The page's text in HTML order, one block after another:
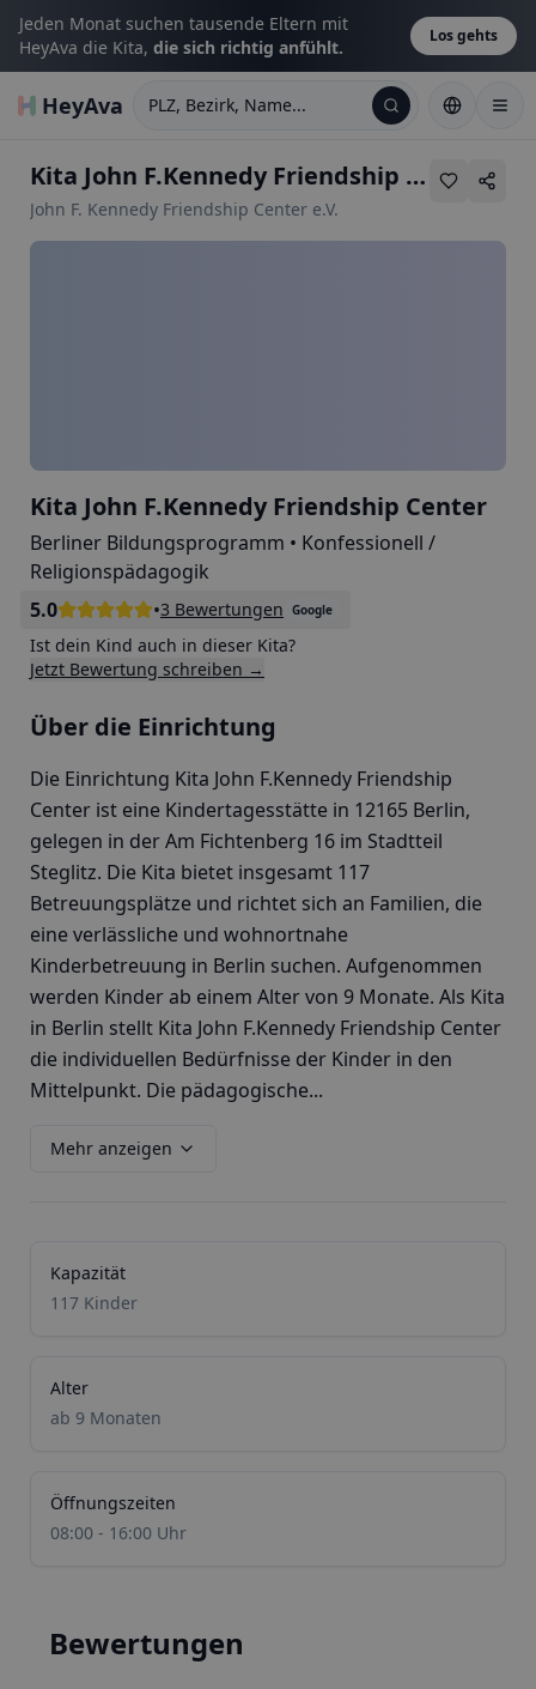
Jeden Monat suchen tausende Eltern mit
HeyAva die Kita, die sich richtig anfühlt.
Los gehts
HeyAva PLZ, Bezirk, Name...
Kita John F.Kennedy Friendship Center •
John F. Kennedy Friendship Center e.V.
Kita John F.Kennedy Friendship Center
Berliner Bildungsprogramm • Konfessionell /
Religionspädagogik
5.0
•3 Bewertungen Google
Ist dein Kind auch in dieser Kita?
Jetzt Bewertung schreiben →
Über die Einrichtung
Die Einrichtung Kita John F.Kennedy Friendship
Center ist eine Kindertagesstätte in 12165 Berlin,
gelegen in der Am Fichtenberg 16 im Stadtteil
Steglitz. Die Kita bietet insgesamt 117
Betreuungsplätze und richtet sich an Familien, die
eine verlässliche und wohnortnahe
Kinderbetreuung in Berlin suchen. Aufgenommen
werden Kinder ab einem Alter von 9 Monate. Als Kita
in Berlin stellt Kita John F.Kennedy Friendship Center
die individuellen Bedürfnisse der Kinder in den
Mittelpunkt. Die pädagogische...
Mehr anzeigen
Kapazität
117 Kinder
Alter
ab 9 Monaten
Öffnungszeiten
08:00 - 16:00 Uhr
Bewertungen